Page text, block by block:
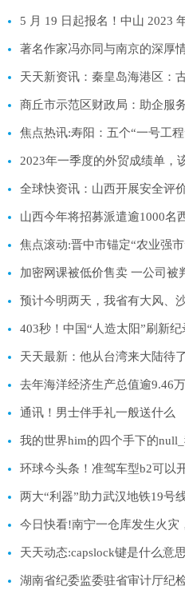
著名作家冯亦同与南京的深厚
商丘市示范区财政局：助企服
2023年一季度的外贸成绩单，
全球快资讯：山西开展安全评
山西今年将招募派遣逾1000名
焦点滚动:晋中市锚定“农业强
加密网课被低价售卖 一公司被
预计今明两天，我省有大风、
403秒！中国“人造太阳”刷新纪
天天最新：他从台湾来大陆待
去年海洋经济生产总值逾9.46
通讯！男士伴手礼一般送什么
环球今头条！准驾车型b2可以
两大“利器”助力武汉地铁19号
今日快看!南宁一仓库发生火灾
天天动态:capslock键是什么意